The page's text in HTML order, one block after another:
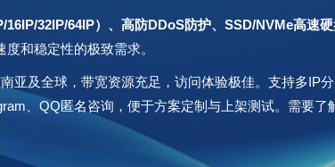
16IP/32IP/64IP）、高防DDoS防护、SSD/NVMe高速
和稳定性的极致需求。
亚及全球，带宽资源充足，访问体验极佳。支持多IP
、QQ匿名咨询，便于方案定制与上架测试。需要了